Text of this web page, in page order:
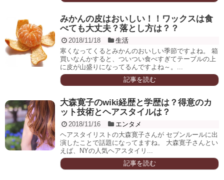
みかんの皮はおいしい！！ワックスは食
べても大丈夫？落とし方は？？
2018/11/18
生活
寒くなってくるとみかんのおいしい季節ですよね。 箱
買いなんかすると、ついつい食べすぎてテーブルの上
に皮が山盛りになってるんですよね～。...
記事を読む
大森寛子のwiki経歴と学歴は？得意のカ
ット技術とヘアスタイルは？
2018/11/16
エンタメ
ヘアスタイリストの大森寛子さんが セブンルールに出
演したことで話題になってますね。 大森寛子さんとい
えば、NYの人気ヘアスタイリ...
記事を読む